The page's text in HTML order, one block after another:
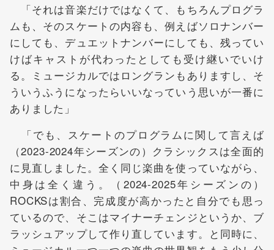
「それは音楽だけではなくて、もちろんプログラ
ムも、そのスケートの内容も、例えばソロナンバー
にしても、デュエットナンバーにしても、残ってい
けばキャストが代わったとしても受け継いでいけ
る。ミュージカルではロングランもありますし、そ
ういうふうになったらいいなっていう思いが一番に
ありました」
「でも、スケートのプログラムに関して言えば
（2023-2024年シーズンの）クラシックスは全面的
に見直しました。全く同じ楽曲を使っていながら、
中身は全く違う。（2024-2025年シーズンの）
ROCKSは割合、完成度が高かったと自分でも思っ
ているので、そこはマイナーチェンジというか、ブ
ラッシュアップして作り直しています。と同時に、